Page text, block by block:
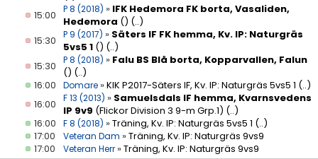
15:00
P 8 (2018) » IFK Hedemora FK borta, Vasaliden,
Hedemora () (..)
15:30
P 9 (2017) » Säters IF FK hemma, Kv. IP: Naturgräs
5vs5 1 () (..)
15:30
P 8 (2018) » Falu BS Blå borta, Kopparvallen, Falun
() (..)
16:00
Domare »KIK P2017-Säters IF, Kv. IP: Naturgräs 5vs5 1 (..)
16:00
F 13 (2013) » Samuelsdals IF hemma, Kvarnsvedens
IP 9v9 (Flickor Division 3 9-m Grp.1) (..)
16:00
F 8 (2018) »Träning, Kv. IP: Naturgräs 5vs5 1 (..)
17:00
Veteran Dam »Träning, Kv. IP: Naturgräs 9vs9
17:00
Veteran Herr »Träning, Kv. IP: Naturgräs 9vs9